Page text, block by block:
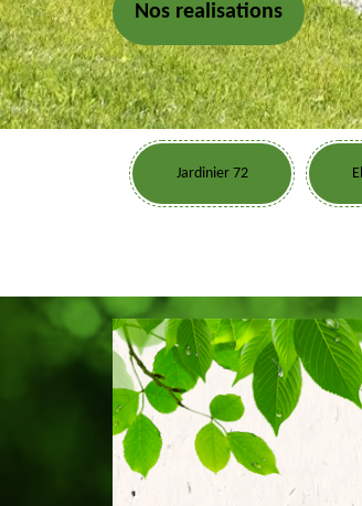
Nos realisations
Jardinier 72